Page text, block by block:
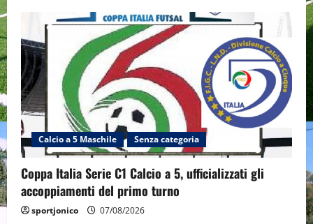
Calcio a 5 Maschile Senza categoria
Coppa Italia Serie C1 Calcio a 5, ufficializzati gli
accoppiamenti del primo turno
sportjonico 07/08/2026